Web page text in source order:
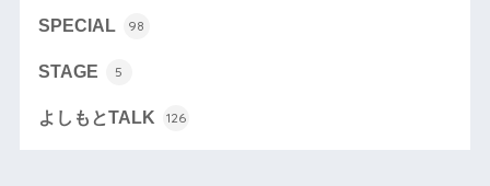
SPECIAL 98
STAGE 5
よしもとTALK 126